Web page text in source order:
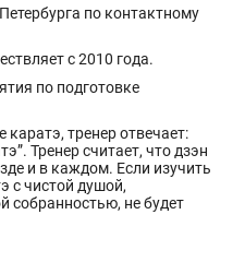
по контактному
с 2010 года.
по подготовке
тренер отвечает:
Тренер считает, что дзэн
и в каждом. Если изучить
с чистой душой,
собранностью, не будет